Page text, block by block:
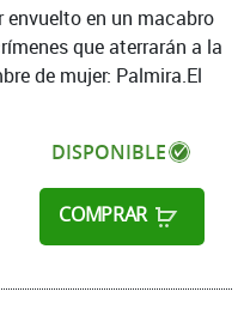
DISPONIBLE
COMPRAR
en un macabro
que aterrarán a la
de mujer: Palmira.El